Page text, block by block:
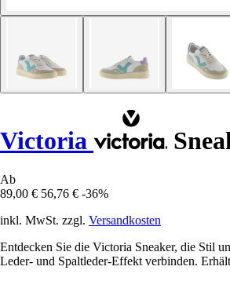
Victoria
Ab
89,00 € 56,76 € -36%
inkl. MwSt. zzgl. Versandkosten
Entdecken Sie die Victoria Sneaker, die Stil
Leder- und Spaltleder-Effekt verbinden.